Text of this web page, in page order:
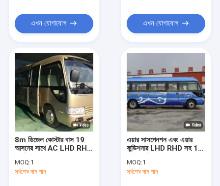
এখন যোগাযোগ এখন যোগাযোগ
8m ডিজেল কোস্টার বাস 19
আসনের সাথে AC LHD RHD
MOQ:1
সর্বশেষ দাম পান
এয়ার সাসপেনশন এবং এয়ার
কন্ডিশনার LHD RHD সহ 19
MOQ:1
সর্বশেষ দাম পান